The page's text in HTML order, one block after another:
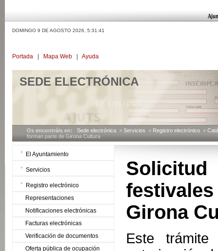
DOMINGO 9 DE AGOSTO 2026, 5:31:42
Portada Mapa Web Ayuda
SEDE ELECTRÓNICA
Os encontráis en: Sede electrónica » Servicios » Registro electrónico »
forman parte de Girona Cultura
El Ayuntamiento
Servicios
Registro electrónico
Representaciones
Notificaciones electrónicas
Facturas electrónicas
Verificación de documentos
Oferta pública de ocupación
Girona
Este